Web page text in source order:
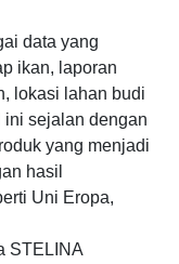
data yang
ikan, laporan
lokasi lahan budi
ini sejalan dengan
yang menjadi
hasil
Uni Eropa,
STELINA